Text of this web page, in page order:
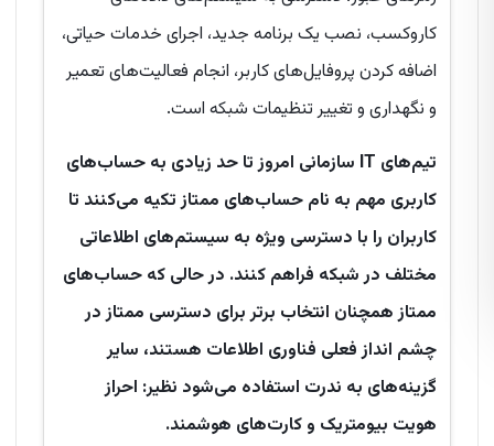
کاروکسب، نصب یک برنامه جدید، اجرای خدمات حیاتی،
اضافه کردن پروفایل‌های کاربر، انجام فعالیت‌های تعمیر
و نگهداری و تغییر تنظیمات شبکه است.
تیم‌های
سازمانی امروز تا حد زیادی به حساب‌های
کاربری مهم به نام حساب‌های ممتاز تکیه می‌کنند تا
کاربران را با دسترسی ویژه به سیستم‌های اطلاعاتی
مختلف در شبکه فراهم کنند. در حالی که حساب‌های
ممتاز همچنان انتخاب برتر برای دسترسی ممتاز در
چشم انداز فعلی فناوری اطلاعات هستند، سایر
گزینه‌های به ندرت استفاده می‌شود نظیر: احراز
هویت بیومتریک و کارت‌های هوشمند.